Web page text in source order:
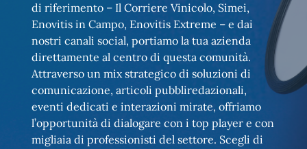
di riferimento – Il Corriere Vinicolo, Simei,
Enovitis in Campo, Enovitis Extreme – e dai
nostri canali social, portiamo la tua azienda
direttamente al centro di questa comunità.
Attraverso un mix strategico di soluzioni di
comunicazione, articoli pubbliredazionali,
eventi dedicati e interazioni mirate, offriamo
l’opportunità di dialogare con i top player e con
migliaia di professionisti del settore. Scegli di